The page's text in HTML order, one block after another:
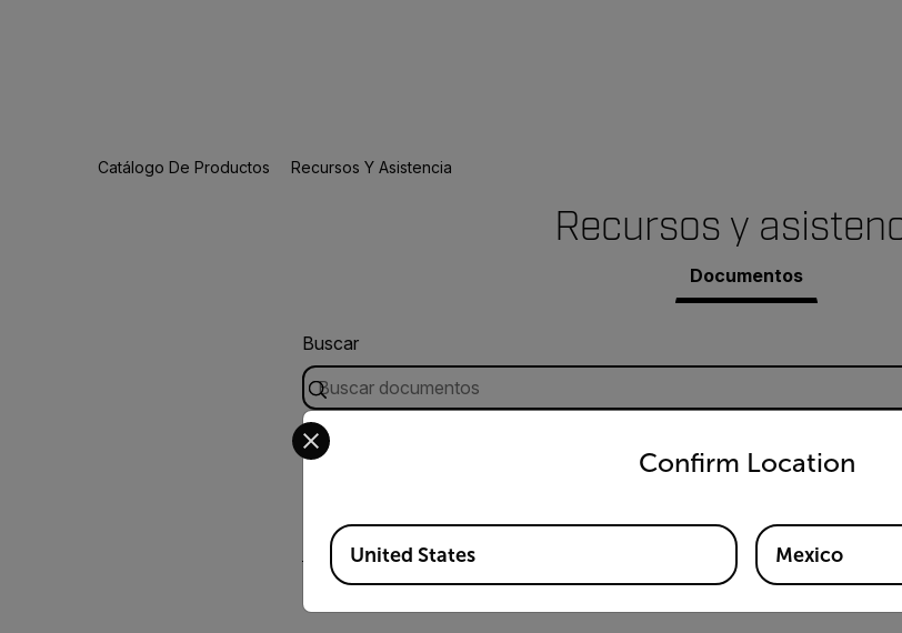
Catálogo De Productos Recursos Y Asistencia
Recursos y
Documentos
Buscar
Confirm Location
Select your preferred country and language from the options below to
Available Locations
United States Mexico